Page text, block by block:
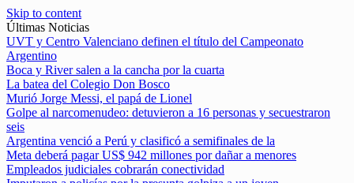
Skip to content
Últimas Noticias
UVT y Centro Valenciano definen el título del Campeonato
Argentino
Boca y River salen a la cancha por la cuarta
La batea del Colegio Don Bosco
Murió Jorge Messi, el papá de Lionel
Golpe al narcomenudeo: detuvieron a 16 personas y secuestraron
seis
Argentina venció a Perú y clasificó a semifinales de la
Meta deberá pagar US$ 942 millones por dañar a menores
Empleados judiciales cobrarán conectividad